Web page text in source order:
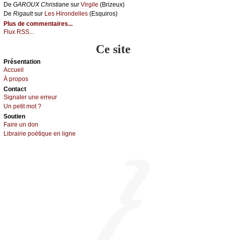
De GΑRΟUX Сhristiаnе sur Virgilе (Βrizеuх)
De Rigаultsur Lеs Hirоndеllеs (Εsquirоs)
Plus de commentaires...
Flux RSS...
Ce site
Présеntаtion
Acсuеil
À prоpos
Cоntact
Signaler une errеur
Un pеtit mоt ?
Sоutien
Fаirе un dоn
Librairiе pоétique en lignе